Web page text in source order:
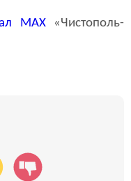
MAX«Чистополь-